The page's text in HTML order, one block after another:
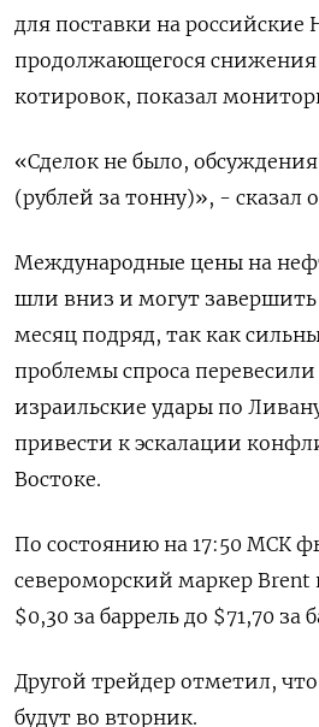
для поставки на российские
продолжающегося
котировок, показал
«Сделок не было,
(рублей за тонну)», - сказал
Международные цены на
шли вниз и могут
месяц подряд, так как
проблемы спроса
израильские удары по
привести к эскалации
Востоке.
По состоянию на 17:50 МСК
североморский маркер Brent
$0,30 за баррель до $71,70 за
Другой трейдер отметил,
будут во вторник.